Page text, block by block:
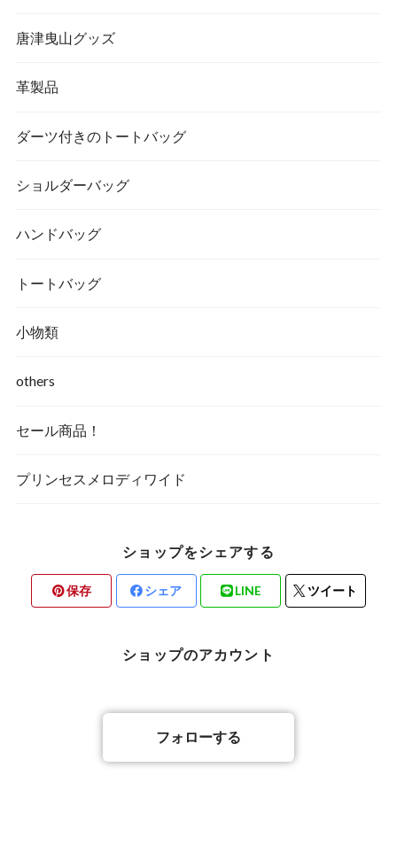
唐津曳山グッズ
革製品
ダーツ付きのトートバッグ
ショルダーバッグ
ハンドバッグ
トートバッグ
小物類
others
セール商品！
プリンセスメロディワイド
ショップをシェアする
保存 シェア LINE ツイート
ショップのアカウント
フォローする